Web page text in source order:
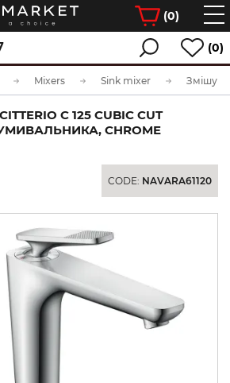
(0)
(0)
Mixers Sink mixer
C 125 CUBIC CUT
CHROME
CODE: NAVARA61120